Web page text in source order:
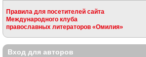
Правила для посетителей сайта
Международного клуба
православных литераторов «Омилия»
Вход для авторов